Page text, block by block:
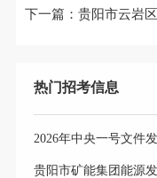
下一篇： 贵阳市云岩
热门招考信息
2026年中央一号文件
贵阳市矿能集团能源